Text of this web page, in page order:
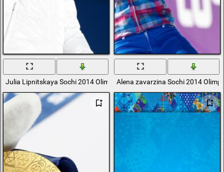
Julia Lipnitskaya Sochi 2014 Olimpiadi InvernaliAlena zavarzina Sochi 2014